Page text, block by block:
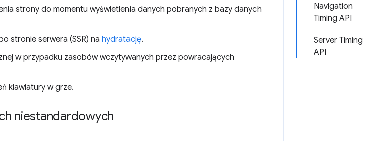
Navigation
Timing API
Server Timing
API
strony do momentu wyświetlenia danych pobranych z bazy danych
stronie serwera (SSR) na hydratację.
w przypadku zasobów wczytywanych przez powracających
klawiatury w grze.
niestandardowych